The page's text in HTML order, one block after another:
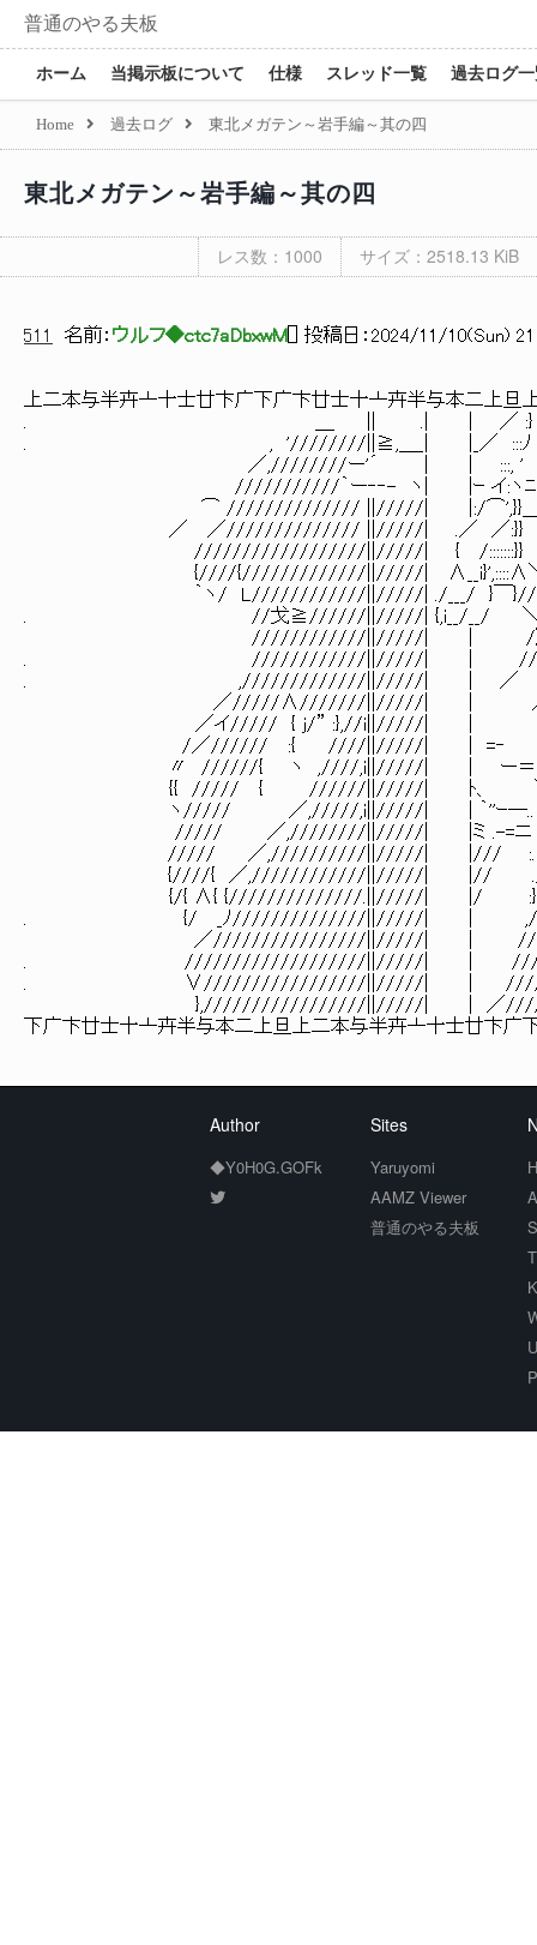
普通のやる夫板
ホーム 当掲示板について 仕様 スレッド一覧 過去ログ
Home 過去ログ 東北メガテン～岩手編～其の四
東北メガテン～岩手編～其の四
レス数：1000 サイズ：2518.13 KiB
511 名前： ウルフ◆ctc7aDbxwM ] 投稿日： 2024/11/10(Sun)
上二本与半卉亠十士廿卞广下广卞廿士十亠卉半与本二上
. ＿ || .| | ／ :}
. , '////////||≧,＿_| |_／ :::ﾉ
／,////////ー'´ | | :::, '
///////////｀ー‐‐- ヽ| |ｰ イ:
⌒ ////////////// ||/////| |:/⌒',}}＿＼＿
／ ／////////////// ||/////| .／ ／:}} ＼＿
//////////////////||/////| { /
{////{/////////////||/////| ∧__i}',::::∧＼＿＿ . γ´￣
｀ヽ/ L////////////||/////| ./___/ }￣}//＼＿＿
. //戈≧//////||/////| {,i__/__/ ＼//////..ゝ＿＿
////////////||/////| | /〉
. ////////////||/////| | //ヽ////// ...､
. ,/////////////||/////| | ／
／/////∧///////||/////| | ／ }////
／イ///// { j/” :},//i||/////| |
/／////// :{ ////||/////| | =‐ ／
〃 //////{ ヽ ,////,i||/////| | ー＝ i}
{{ ///// { //////||/////| ﾄ、 ＼ヽ人_从人__从_人
ヽ///// ／,/////
///// ／,////////||/////| |ミ .-=ニ 北上の悪
///// ／,//////////
{////{ ／,////////////||/////| |// .／
{/{ ∧{ {//////////////.||/////| |/ :}//
. {/ _ﾉ//////////////||/////|
／////////////////||/////| |
. ///////////////////||/////|
. ∨/////////////////||/////| |
},/////////////////||/////| | ／
下广卞廿士十亠卉半与本二上旦上二本与半卉亠十士廿卞
Author
◆Y0H0G.GOFk
Sites
Yaruyomi
AAMZ Viewer
普通のやる夫板